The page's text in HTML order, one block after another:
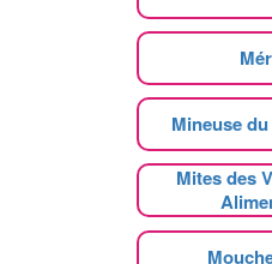
Mineuse
Mites des